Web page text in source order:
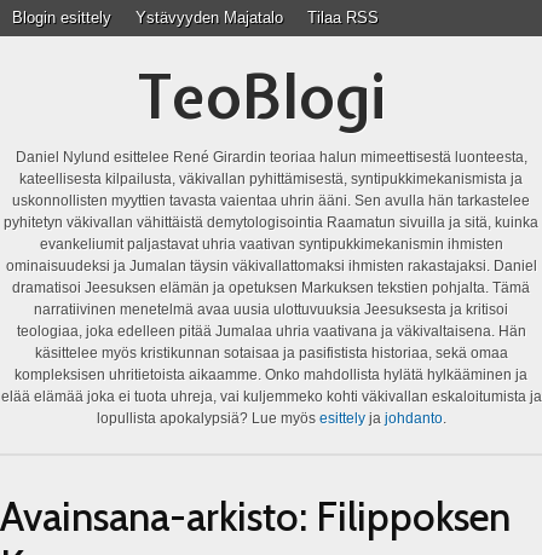
Blogin esittely Ystävyyden Majatalo Tilaa RSS
TeoBlogi
Daniel Nylund esittelee René Girardin teoriaa halun mimeettisestä luonteesta,
kateellisesta kilpailusta, väkivallan pyhittämisestä, syntipukkimekanismista ja
uskonnollisten myyttien tavasta vaientaa uhrin ääni. Sen avulla hän tarkastelee
pyhitetyn väkivallan vähittäistä demytologisointia Raamatun sivuilla ja sitä, kuinka
evankeliumit paljastavat uhria vaativan syntipukkimekanismin ihmisten
ominaisuudeksi ja Jumalan täysin väkivallattomaksi ihmisten rakastajaksi. Daniel
dramatisoi Jeesuksen elämän ja opetuksen Markuksen tekstien pohjalta. Tämä
narratiivinen menetelmä avaa uusia ulottuvuuksia Jeesuksesta ja kritisoi
teologiaa, joka edelleen pitää Jumalaa uhria vaativana ja väkivaltaisena. Hän
käsittelee myös kristikunnan sotaisaa ja pasifistista historiaa, sekä omaa
kompleksisen uhritietoista aikaamme. Onko mahdollista hylätä hylkääminen ja
elää elämää joka ei tuota uhreja, vai kuljemmeko kohti väkivallan eskaloitumista ja
lopullista apokalypsiä? Lue myös esittelyja johdanto.
Avainsana-arkisto: Filippoksen